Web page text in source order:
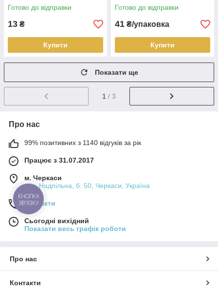
Готово до відправки
13 ₴
Купити
Готово до відправки
41 ₴/упаковка
Купити
Показати ще
1 / 3
Про нас
99% позитивних з 1140 відгуків за рік
Працює з 31.07.2017
м. Черкаси
вул. Надпільна, б. 50, Черкаси, Україна
Контакти
Сьогодні вихідний
Показати весь графік роботи
Про нас
Контакти
КНОПКА
ЗВ'ЯЗКУ